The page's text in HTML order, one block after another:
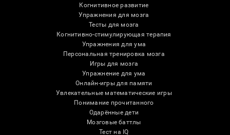
Когнитивное развитие
Упражнения для мозга
Тесты для мозга
Когнитивно-стимулирующая терапия
Упражнения для ума
Персональная тренировка мозга
Игры для мозга
Упражнение для ума
Онлайн-игры для памяти
Увлекательные математические игры
Понимание прочитанного
Одарённые дети
Мозговые баттлы
Тест на IQ